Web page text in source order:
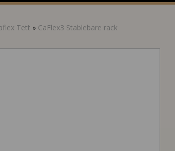
Tett » CaFlex3 Stablebare rack